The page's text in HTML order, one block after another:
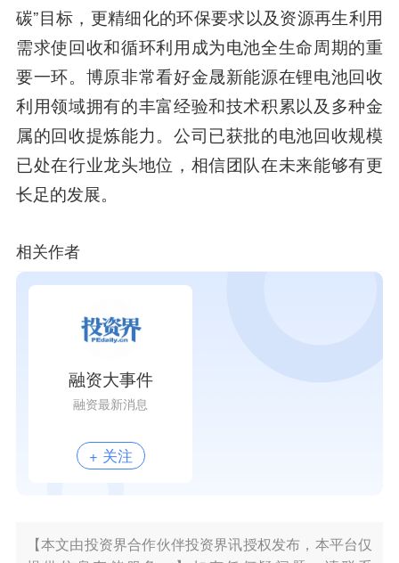
碳”目标，更精细化的环保要求以及资源再生利用
需求使回收和循环利用成为电池全生命周期的重
要一环。博原非常看好金晟新能源在锂电池回收
利用领域拥有的丰富经验和技术积累以及多种金
属的回收提炼能力。公司已获批的电池回收规模
已处在行业龙头地位，相信团队在未来能够有更
长足的发展。
相关作者
融资大事件
融资最新消息
+ 关注
【本文由投资界合作伙伴投资界讯授权发布，本平台仅